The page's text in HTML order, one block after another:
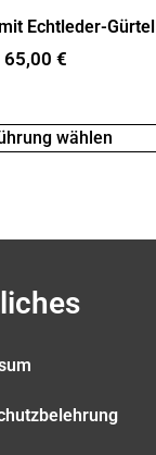
Echtleder-Gürtel
65,00 €
wählen